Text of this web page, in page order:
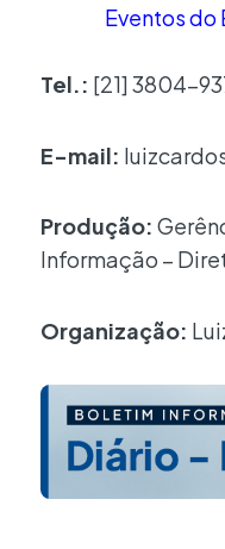
Eventos do
Tel.: [21] 3804-
E-mail:
Produção:
Informação –
Organização: